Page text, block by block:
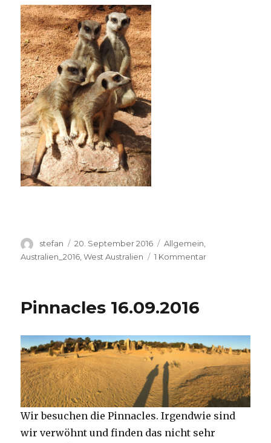
Autor
stefan
Veröffentlicht
am
20. September 2016 Kategorien
Allgemein,
Australien_2016 ,West Australien 1 Kommentarzu
Pinnacles 16.09.2016
Wir besuchen die Pinnacles. Irgendwie sind
wir verwöhnt und finden das nicht sehr